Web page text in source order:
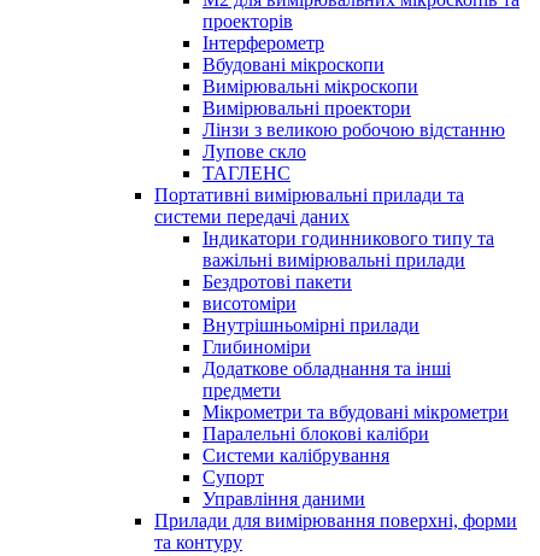
проекторів
Інтерферометр
Вбудовані мікроскопи
Вимірювальні мікроскопи
Вимірювальні проектори
Лінзи з великою робочою відстанню
Лупове скло
ТАГЛЕНС
Портативні вимірювальні прилади та
системи передачі даних
Індикатори годинникового типу та
важільні вимірювальні прилади
Бездротові пакети
висотоміри
Внутрішньомірні прилади
Глибиноміри
Додаткове обладнання та інші
предмети
Мікрометри та вбудовані мікрометри
Паралельні блокові калібри
Системи калібрування
Супорт
Управління даними
Прилади для вимірювання поверхні, форми
та контуру